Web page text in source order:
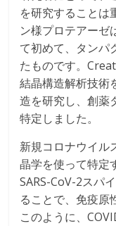
を研究することは
ン様プロテアーゼ
て初めて、タンパ
たものです。
結晶構造解析技術
造を研究し、創薬
特定しました。
新規コロナウイル
晶学を使って特定
SARS-CoV-2スパ
ることで、免疫原
このように、